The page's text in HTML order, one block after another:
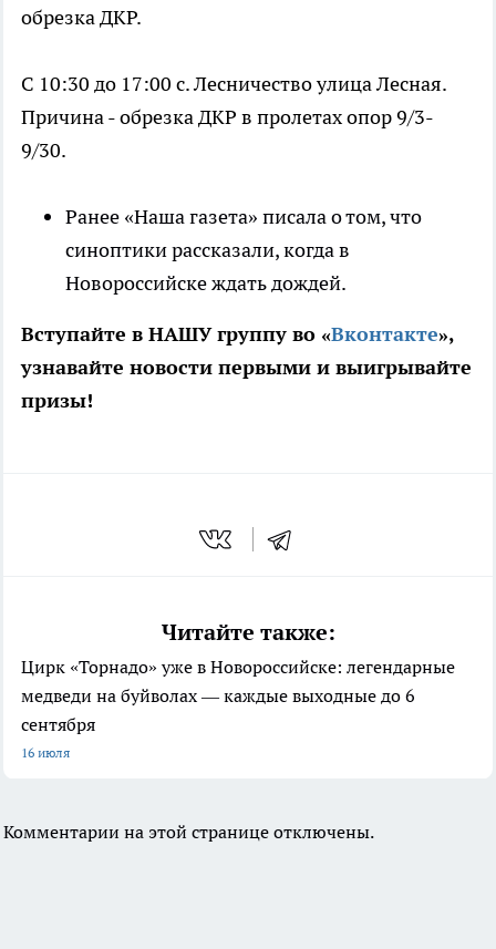
обрезка ДКР.
С 10:30 до 17:00 с. Лесничество улица Лесная.
Причина - обрезка ДКР в пролетах опор 9/3-
9/30.
Ранее «Наша газета» писала о том, что
синоптики рассказали, когда в
Новороссийске ждать дождей.
Вступайте в НАШУ группу во «Вконтакте»,
узнавайте новости первыми и выигрывайте
призы!
Читайте также:
Цирк «Торнадо» уже в Новороссийске: легендарные
медведи на буйволах — каждые выходные до 6
сентября
16 июля
Комментарии на этой странице отключены.